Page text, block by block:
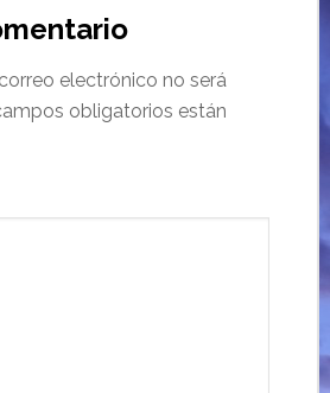
electrónico no será
obligatorios están